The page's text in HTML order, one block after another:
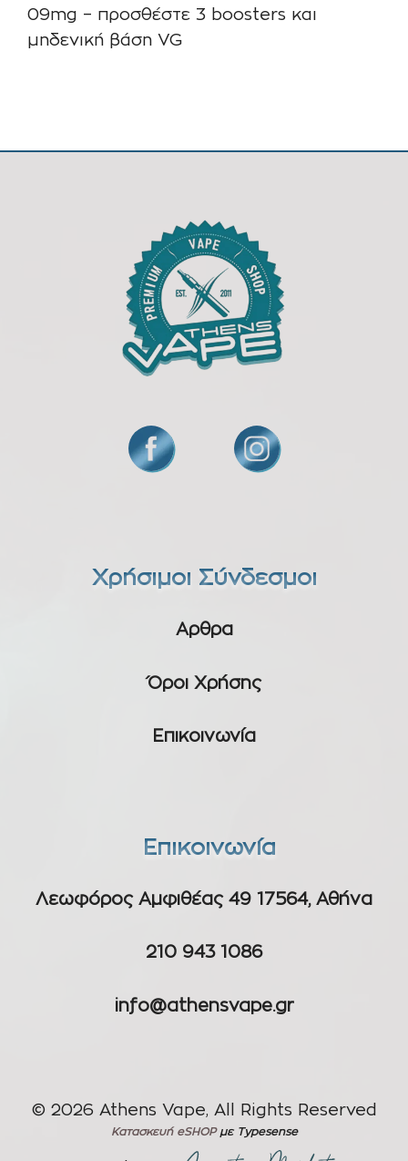
09mg – προσθέστε 3 boosters και
μηδενική βάση VG
Χρήσιμοι Σύνδεσμοι
Αρθρα
Όροι Χρήσης
Επικοινωνία
Επικοινωνία
Λεωφόρος Αμφιθέας 49 17564, Αθήνα
210 943 1086
info@athensvape.gr
© 2026 Athens Vape, All Rights Reserved
Κατασκευή eSHOPμε Typesense